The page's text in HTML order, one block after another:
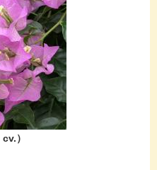
cv.​​​）